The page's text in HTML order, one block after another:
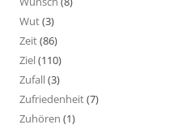
Wut(3)
Zeit(86)
Ziel(110)
Zufall(3)
Zufriedenheit(7)
Zuhören (1)